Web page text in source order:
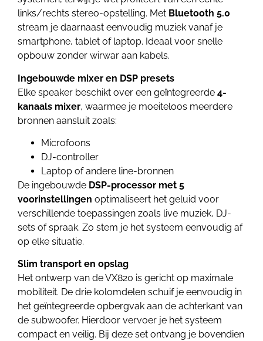
links/rechts stereo-opstelling. Met Bluetooth 5.0
stream je daarnaast eenvoudig muziek vanaf je
smartphone, tablet of laptop. Ideaal voor snelle
opbouw zonder wirwar aan kabels.
Ingebouwde mixer en DSP presets
Elke speaker beschikt over een geïntegreerde 4-
kanaals mixer, waarmee je moeiteloos meerdere
bronnen aansluit zoals:
Microfoons
DJ-controller
Laptop of andere line-bronnen
De ingebouwde DSP-processor met 5
voorinstellingen optimaliseert het geluid voor
verschillende toepassingen zoals live muziek, DJ-
sets of spraak. Zo stem je het systeem eenvoudig af
op elke situatie.
Slim transport en opslag
Het ontwerp van de VX820 is gericht op maximale
mobiliteit. De drie kolomdelen schuif je eenvoudig in
het geïntegreerde opbergvak aan de achterkant van
de subwoofer. Hierdoor vervoer je het systeem
compact en veilig. Bij deze set ontvang je bovendien